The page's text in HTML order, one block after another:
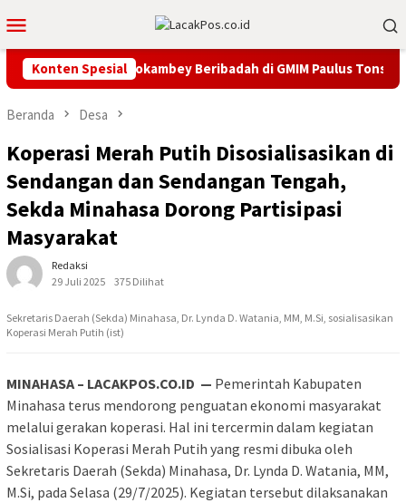
ke
kontenMobile
Konten Spesial
Robby Dondokambey Beribadah di GMIM Paulus Tonsaru
Beranda Desa
Koperasi Merah Putih Disosialisasikan di
Sendangan dan Sendangan Tengah,
Sekda Minahasa Dorong Partisipasi
Masyarakat
Redaksi
29 Juli 2025
375 Dilihat
Sekretaris Daerah (Sekda) Minahasa, Dr. Lynda D. Watania, MM, M.Si, sosialisasikan
Koperasi Merah Putih (ist)
MINAHASA – LACAKPOS.CO.ID — Pemerintah Kabupaten
Minahasa terus mendorong penguatan ekonomi masyarakat
melalui gerakan koperasi. Hal ini tercermin dalam kegiatan
Sosialisasi Koperasi Merah Putih yang resmi dibuka oleh
Sekretaris Daerah (Sekda) Minahasa, Dr. Lynda D. Watania, MM,
M.Si, pada Selasa (29/7/2025). Kegiatan tersebut dilaksanakan